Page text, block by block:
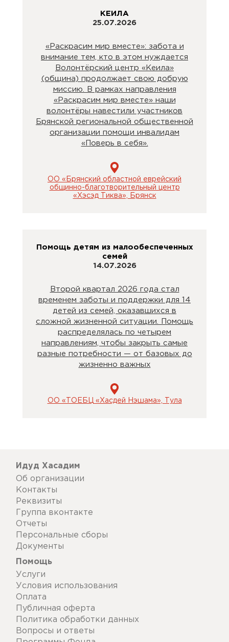
КЕИЛА
25.07.2026
«Раскрасим мир вместе»: забота и
внимание тем, кто в этом нуждается
Волонтёрский центр «Кеила»
(община) продолжает свою добрую
миссию. В рамках направления
«Раскрасим мир вместе» наши
волонтёры навестили участников
Брянской региональной общественной
организации помощи инвалидам
«Поверь в себя».
ОО «Брянский областной еврейский
общинно-благотворительный центр
«Хэсэд Тиква», Брянск
Помощь детям из малообеспеченных
семей
14.07.2026
Второй квартал 2026 года стал
временем заботы и поддержки для 14
детей из семей, оказавшихся в
сложной жизненной ситуации. Помощь
распределялась по четырем
направлениям, чтобы закрыть самые
разные потребности — от базовых до
жизненно важных
ОО «ТОЕБЦ «Хасдей Нэшама», Тула
Идуд Хасадим
Об организации
Контакты
Реквизиты
Группа вконтакте
Отчеты
Персональные сборы
Документы
Помощь
Услуги
Условия использования
Оплата
Публичная оферта
Политика обработки данных
Вопросы и ответы